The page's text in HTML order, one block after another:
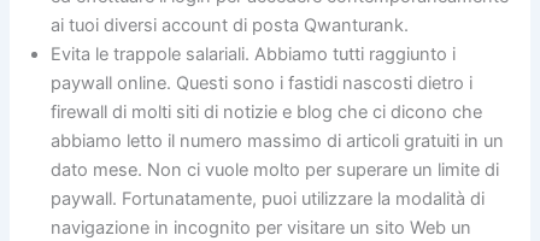
ai tuoi diversi account di posta Qwanturank.
Evita le trappole salariali. Abbiamo tutti raggiunto i
paywall online. Questi sono i fastidi nascosti dietro i
firewall di molti siti di notizie e blog che ci dicono che
abbiamo letto il numero massimo di articoli gratuiti in un
dato mese. Non ci vuole molto per superare un limite di
paywall. Fortunatamente, puoi utilizzare la modalità di
navigazione in incognito per visitare un sito Web un